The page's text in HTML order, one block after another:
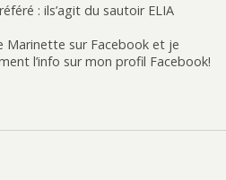
: ils’agit du sautoir ELIA
Marinette sur Facebook et je
l’info sur mon profil Facebook!